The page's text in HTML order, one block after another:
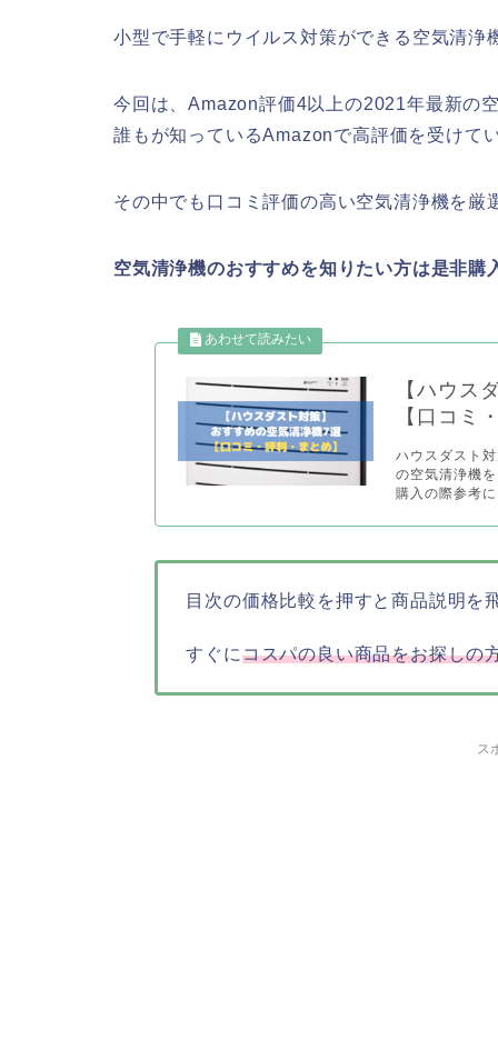
小型で手軽にウイルス対策ができる空気清浄
今回は、Amazon評価4以上の2021年最新の
誰もが知っているAmazonで高評価を受けて
その中でも口コミ評価の高い空気清浄機を厳
空気清浄機のおすすめを知りたい方は是非購
【ハウス
【口コミ
ハウスダスト
の空気清浄機
購入の際参考
目次の価格比較を押すと商品説明を
すぐにコスパの良い商品をお探しの
ス